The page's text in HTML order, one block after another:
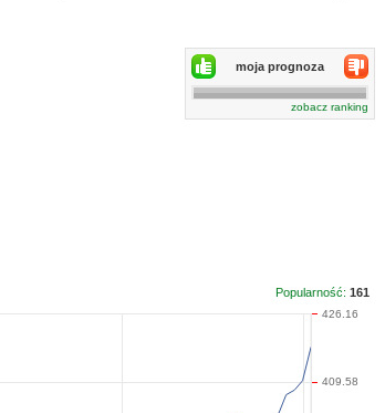
moja prognoza
zobacz ranking
Popularność: 161
409.58
426.16